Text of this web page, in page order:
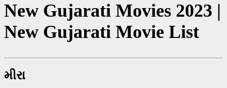
New Gujarati Movies 2023 |
New Gujarati Movie List
મીરા